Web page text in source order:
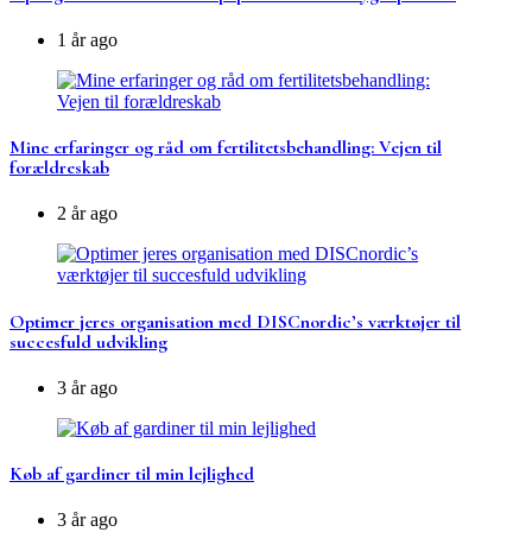
1 år ago
Mine erfaringer og råd om fertilitetsbehandling: Vejen til
forældreskab
2 år ago
Optimer jeres organisation med DISCnordic’s værktøjer til
succesfuld udvikling
3 år ago
Køb af gardiner til min lejlighed
3 år ago